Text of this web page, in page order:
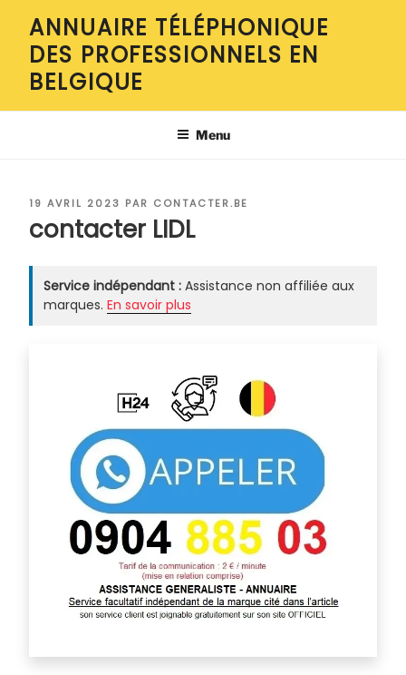
contenu
principal
ANNUAIRE TÉLÉPHONIQUE
DES PROFESSIONNELS EN
BELGIQUE
Menu
PUBLIÉ
19 AVRIL 2023 PAR CONTACTER.BE
contacter LIDL
Service indépendant : Assistance non affiliée aux
marques. En savoir plus